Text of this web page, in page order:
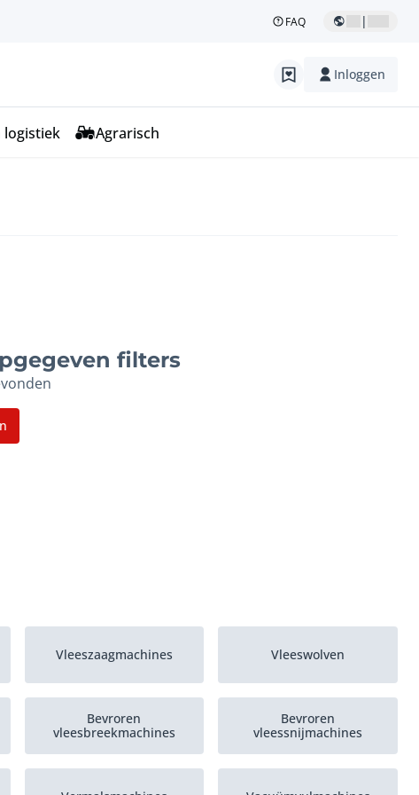
FAQ |
Inloggen
logistiek Agrarisch
filters
Vleeszaagmachines Vleeswolven
Bevroren
vleesbreekmachines
Bevroren
vleessnijmachines